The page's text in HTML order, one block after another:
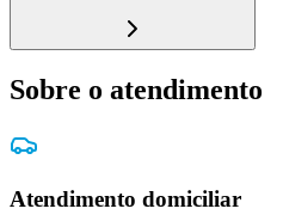
Sobre o atendimento
Atendimento domiciliar